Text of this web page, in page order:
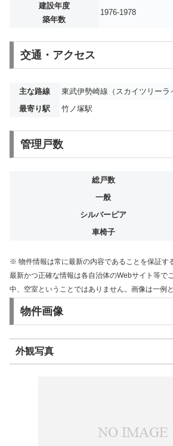
建設年度
築年数
1976-1978
交通・アクセス
主な路線
東武伊勢崎線（スカイツリーラ
最寄り駅
竹ノ塚駅
管理戸数
総戸数
一般
シルバーピア
車椅子
※ 物件情報は常に最新の内容であることを保証す
最新かつ正確な情報は各自治体のWebサイト等で
中、空室ということではありません。画像は一例と
物件画像
外観写真